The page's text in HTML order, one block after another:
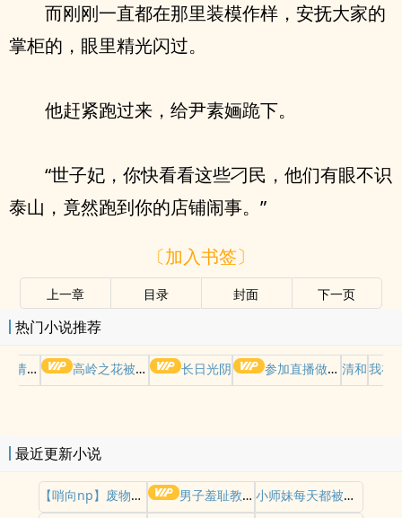
而刚刚一直都在那里装模作样，安抚大家的
掌柜的，眼里精光闪过。
他赶紧跑过来，给尹素婳跪下。
“世子妃，你快看看这些刁民，他们有眼不识
泰山，竟然跑到你的店铺闹事。”
〔加入书签〕
上一章 目录 封面 下一页
热门小说推荐
摆好 高岭之花被权贵轮了后 长日光阴 参加直播做爱综艺后我火了(NPH) 清和我在
最近更新小说
【哨向np】废物哨兵求生指南 男子羞耻教育世界（gb四爱女攻/高H） 小师妹每天都被操干不止（nph）